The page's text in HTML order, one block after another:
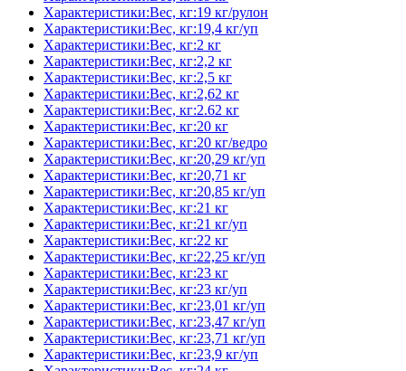
Характеристики:Вес, кг:19 кг/рулон
Характеристики:Вес, кг:19,4 кг/уп
Характеристики:Вес, кг:2 кг
Характеристики:Вес, кг:2,2 кг
Характеристики:Вес, кг:2,5 кг
Характеристики:Вес, кг:2,62 кг
Характеристики:Вес, кг:2.62 кг
Характеристики:Вес, кг:20 кг
Характеристики:Вес, кг:20 кг/ведро
Характеристики:Вес, кг:20,29 кг/уп
Характеристики:Вес, кг:20,71 кг
Характеристики:Вес, кг:20,85 кг/уп
Характеристики:Вес, кг:21 кг
Характеристики:Вес, кг:21 кг/уп
Характеристики:Вес, кг:22 кг
Характеристики:Вес, кг:22,25 кг/уп
Характеристики:Вес, кг:23 кг
Характеристики:Вес, кг:23 кг/уп
Характеристики:Вес, кг:23,01 кг/уп
Характеристики:Вес, кг:23,47 кг/уп
Характеристики:Вес, кг:23,71 кг/уп
Характеристики:Вес, кг:23,9 кг/уп